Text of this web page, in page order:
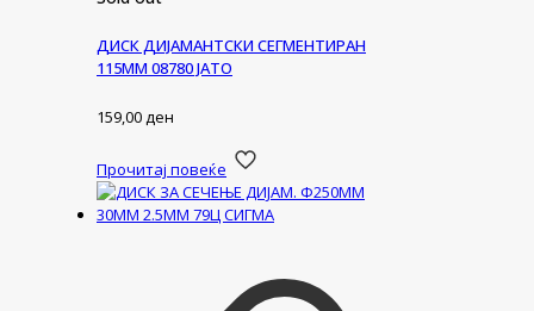
ДИСК ДИЈАМАНТСКИ СЕГМЕНТИРАН
115ММ 08780 ЈАТО
159,00ден
Прочитај повеќе